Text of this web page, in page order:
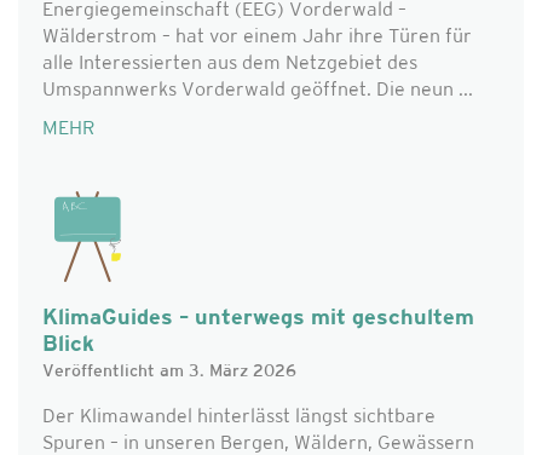
Energiegemeinschaft (EEG) Vorderwald –
Wälderstrom – hat vor einem Jahr ihre Türen für
alle Interessierten aus dem Netzgebiet des
Umspannwerks Vorderwald geöffnet. Die neun ...
MEHR
KlimaGuides – unterwegs mit geschultem
Blick
Veröffentlicht am 3. März 2026
Der Klimawandel hinterlässt längst sichtbare
Spuren – in unseren Bergen, Wäldern, Gewässern